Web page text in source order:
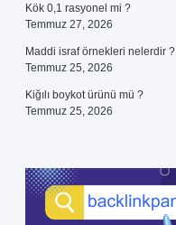
Kök 0,1 rasyonel mi ?
Temmuz 27, 2026
Maddi israf örnekleri nelerdir ?
Temmuz 25, 2026
Kiğılı boykot ürünü mü ?
Temmuz 25, 2026